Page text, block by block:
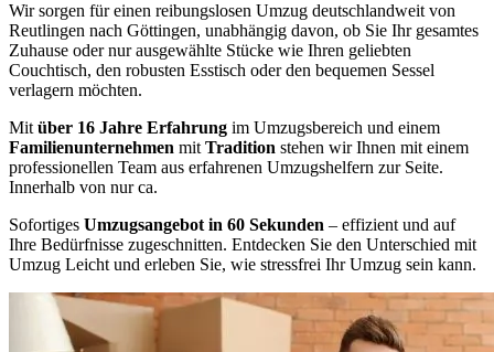
Wir sorgen für einen reibungslosen Umzug deutschlandweit von
Reutlingen nach Göttingen, unabhängig davon, ob Sie Ihr gesamtes
Zuhause oder nur ausgewählte Stücke wie Ihren geliebten
Couchtisch, den robusten Esstisch oder den bequemen Sessel
verlagern möchten.
Mit über 16 Jahre Erfahrung im Umzugsbereich und einem
Familienunternehmen mit Tradition stehen wir Ihnen mit einem
professionellen Team aus erfahrenen Umzugshelfern zur Seite.
Innerhalb von nur ca.
Sofortiges Umzugsangebot in 60 Sekunden – effizient und auf
Ihre Bedürfnisse zugeschnitten. Entdecken Sie den Unterschied mit
Umzug Leicht und erleben Sie, wie stressfrei Ihr Umzug sein kann.